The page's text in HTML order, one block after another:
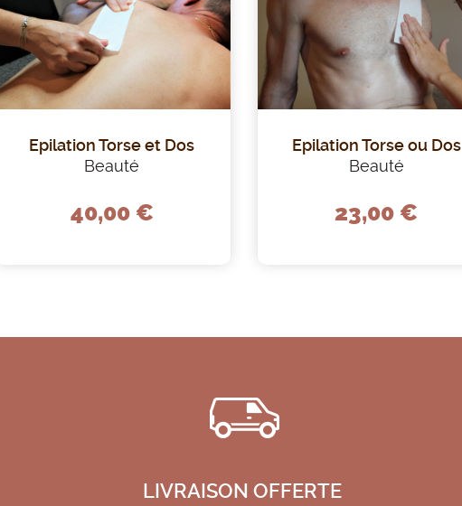
Epilation Torse et Dos
Beauté
40,00 €
Epilation Torse ou Dos
Beauté
23,00 €
LIVRAISON OFFERTE